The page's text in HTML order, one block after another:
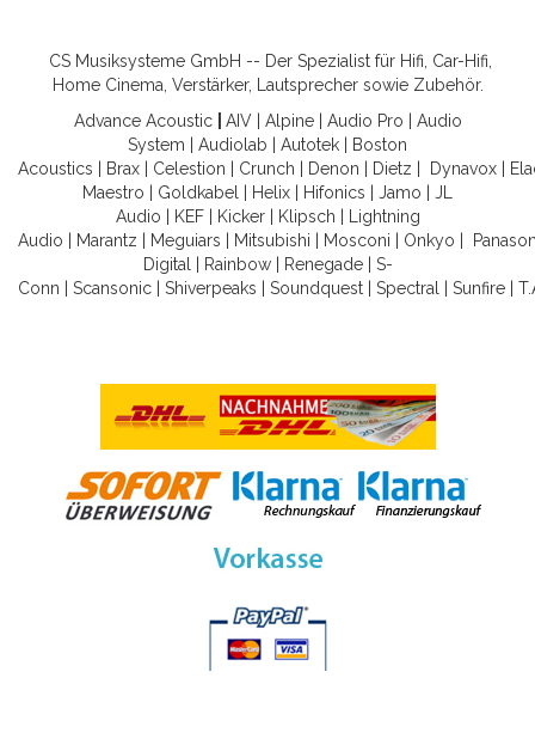
CS Musiksysteme GmbH -- Der Spezialist für Hifi, Car-Hifi,
Home Cinema, Verstärker, Lautsprecher sowie Zubehör.
Advance Acoustic
AIV| Alpine| Audio Pro
Audio
System
Audiolab Autotek
Boston
Acoustics
Brax Celestion Crunch Denon Dietz Dynavox
Maestro
Goldkabel Helix Hifonics Jamo
JL
Audio
KEF| Kicker| Klipsch
Lightning
Audio
Marantz Meguiars Mitsubishi Mosconi Onkyo
Digital| Rainbow| Renegade| S-
Conn
Scansonic Shiverpeaks Soundquest Spectral Sunfire